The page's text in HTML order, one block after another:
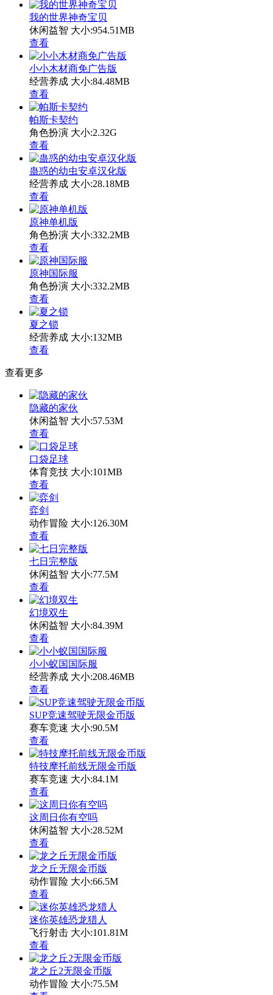
我的世界神奇宝贝
休闲益智 大小:954.51MB
查看
小小木材商免广告版
经营养成 大小:84.48MB
查看
帕斯卡契约
角色扮演 大小:2.32G
查看
蛊惑的幼虫安卓汉化版
经营养成 大小:28.18MB
查看
原神单机版
角色扮演 大小:332.2MB
查看
原神国际服
角色扮演 大小:332.2MB
查看
夏之锁
经营养成 大小:132MB
查看
查看更多
隐藏的家伙
休闲益智 大小:57.53M
查看
口袋足球
体育竞技 大小:101MB
查看
弈剑
动作冒险 大小:126.30M
查看
七日完整版
休闲益智 大小:77.5M
查看
幻境双生
休闲益智 大小:84.39M
查看
小小蚁国国际服
经营养成 大小:208.46MB
查看
SUP竞速驾驶无限金币版
赛车竞速 大小:90.5M
查看
特技摩托前线无限金币版
赛车竞速 大小:84.1M
查看
这周日你有空吗
休闲益智 大小:28.52M
查看
龙之丘无限金币版
动作冒险 大小:66.5M
查看
迷你英雄恐龙猎人
飞行射击 大小:101.81M
查看
龙之丘2无限金币版
动作冒险 大小:75.5M